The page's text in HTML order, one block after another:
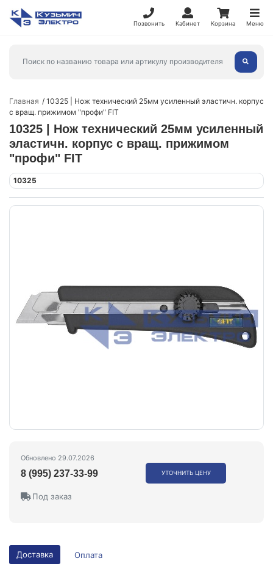
Позвонить Кабинет Корзина Меню
Главная
10325 | Нож технический 25мм усиленный эластичн. корпус
с вращ. прижимом "профи" FIT
10325 | Нож технический 25мм усиленный
эластичн. корпус с вращ. прижимом
"профи" FIT
10325
Обновлено 29.07.2026
8 (995) 237-33-99 УТОЧНИТЬ ЦЕНУ
Под заказ
Доставка Оплата